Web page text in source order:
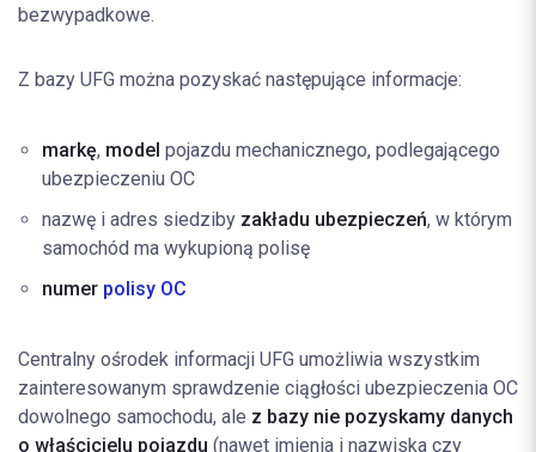
bezwypadkowe.
Z bazy UFG można pozyskać następujące informacje:
markę, model pojazdu mechanicznego, podlegającego
ubezpieczeniu OC
nazwę i adres siedziby zakładu ubezpieczeń, w którym
samochód ma wykupioną polisę
numer polisy OC
Centralny ośrodek informacji UFG umożliwia wszystkim
zainteresowanym sprawdzenie ciągłości ubezpieczenia OC
dowolnego samochodu, ale z bazy nie pozyskamy danych
o właścicielu pojazdu (nawet imienia i nazwiska czy